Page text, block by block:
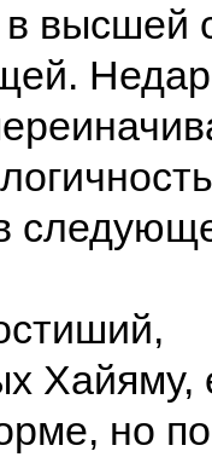
высшей
Хайяму,
но